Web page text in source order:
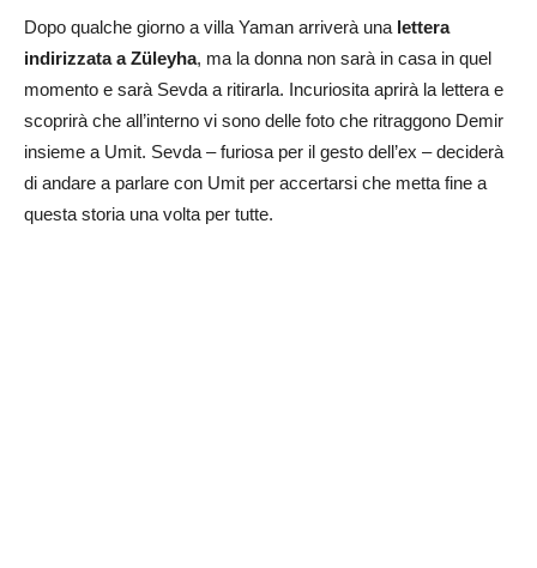
Dopo qualche giorno a villa Yaman arriverà una lettera
indirizzata a Züleyha, ma la donna non sarà in casa in quel
momento e sarà Sevda a ritirarla. Incuriosita aprirà la lettera e
scoprirà che all’interno vi sono delle foto che ritraggono Demir
insieme a Umit. Sevda – furiosa per il gesto dell’ex – deciderà
di andare a parlare con Umit per accertarsi che metta fine a
questa storia una volta per tutte.